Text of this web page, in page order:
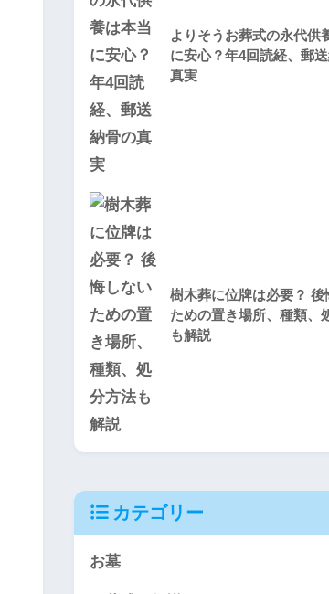
よりそうお葬式の永代供
に安心？年4回読経、郵
真実
樹木葬に位牌は必要？ 後
ための置き場所、種類、
も解説
カテゴリー
お墓